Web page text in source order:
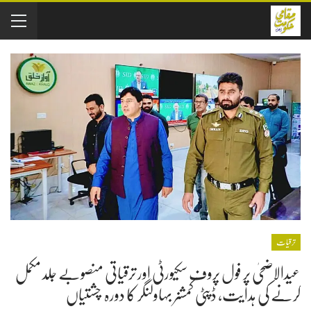
ترقیات
عیدالاضحیٰ پر فول پروف سکیورٹی اور ترقیاتی منصوبے جلد مکمل
کرنے کی ہدایت، ڈپٹی کمشنر بہاولنگر کا دورہ چشتیاں